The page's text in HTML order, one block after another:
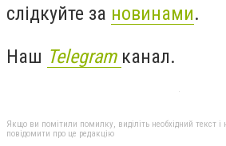
слідкуйте за новинами.
Наш Telegram канал.
Якщо ви помітили помилку, виділіть необхідний текст і
повідомити про це редакцію